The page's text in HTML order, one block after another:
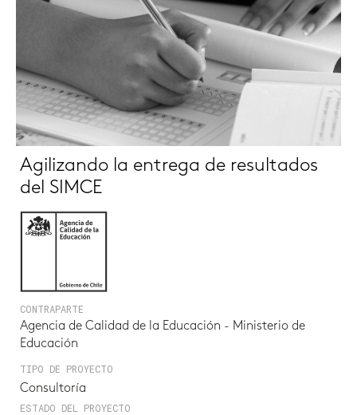
Agilizando la entrega de resultados
del SIMCE
CONTRAPARTE
Agencia de Calidad de la Educación - Ministerio de
Educación
TIPO DE PROYECTO
Consultoría
ESTADO DEL PROYECTO